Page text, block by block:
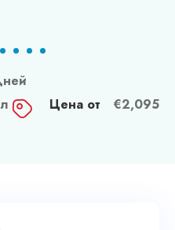
Цена от €2,095